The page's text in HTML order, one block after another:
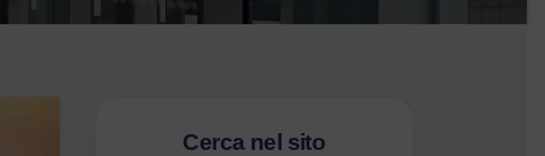
Cerca nel sito